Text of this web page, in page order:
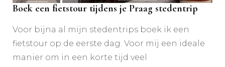
Boek een fietstour tijdens je Praag stedentrip
Voor bijna al mijn stedentrips boek ik een
fietstour op de eerste dag. Voor mij een ideale
manier om in een korte tijd veel